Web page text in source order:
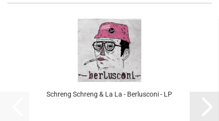
Schreng Schreng & La La - Berlusconi - LP